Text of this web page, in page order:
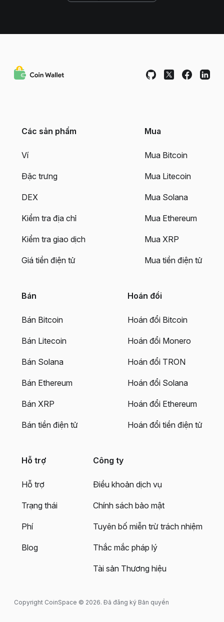
Các sản phẩm
Ví
Đặc trưng
DEX
Kiểm tra địa chỉ
Kiểm tra giao dịch
Giá tiền điện tử
Mua
Mua Bitcoin
Mua Litecoin
Mua Solana
Mua Ethereum
Mua XRP
Mua tiền điện tử
Bán
Bán Bitcoin
Bán Litecoin
Bán Solana
Bán Ethereum
Bán XRP
Bán tiền điện tử
Hoán đổi
Hoán đổi Bitcoin
Hoán đổi Monero
Hoán đổi TRON
Hoán đổi Solana
Hoán đổi Ethereum
Hoán đổi tiền điện tử
Hỗ trợ
Hỗ trợ
Trạng thái
Phí
Blog
Công ty
Điều khoản dịch vụ
Chính sách bảo mật
Tuyên bố miễn trừ trách nhiệm
Thắc mắc pháp lý
Tài sản Thương hiệu
Copyright CoinSpace © 2026. Đã đăng ký Bản quyền